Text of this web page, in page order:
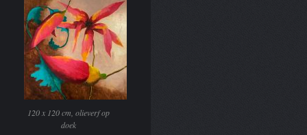
120 x 120 cm, olieverf op
doek